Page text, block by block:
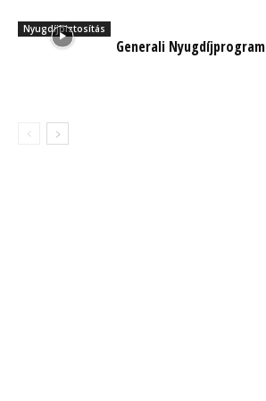
Nyugdíjbiztosítás
Generali Nyugdíjprogram